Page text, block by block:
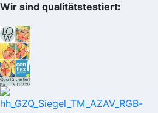
Wir sind qualitätstestiert: